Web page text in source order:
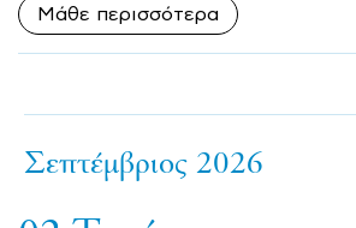
Μάθε περισσότερα
Σεπτέμβριος 2026